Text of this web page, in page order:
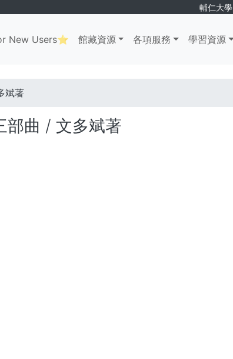
輔仁大學
New Users⭐ 館藏資源 各項服務 學習資源
斌著
部曲 / 文多斌著